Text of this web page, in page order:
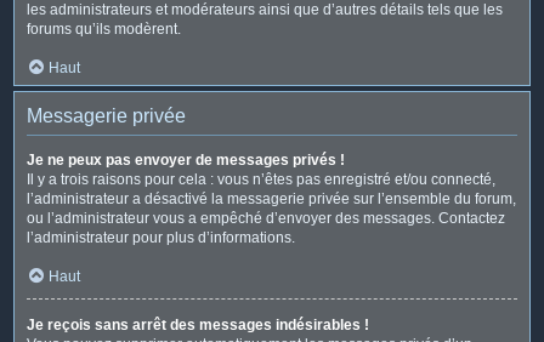
les administrateurs et modérateurs ainsi que d’autres détails tels que les
forums qu’ils modèrent.
Haut
Messagerie privée
Je ne peux pas envoyer de messages privés !
Il y a trois raisons pour cela : vous n’êtes pas enregistré et/ou connecté,
l’administrateur a désactivé la messagerie privée sur l’ensemble du forum,
ou l’administrateur vous a empêché d’envoyer des messages. Contactez
l’administrateur pour plus d’informations.
Haut
Je reçois sans arrêt des messages indésirables !